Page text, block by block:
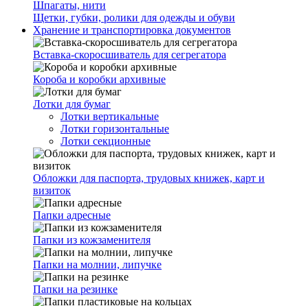
Шпагаты, нити
Щетки, губки, ролики для одежды и обуви
Хранение и транспортировка документов
Вставка-скоросшиватель для сегрегатора
Короба и коробки архивные
Лотки для бумаг
Лотки вертикальные
Лотки горизонтальные
Лотки секционные
Обложки для паспорта, трудовых книжек, карт и
визиток
Папки адресные
Папки из кожзаменителя
Папки на молнии, липучке
Папки на резинке